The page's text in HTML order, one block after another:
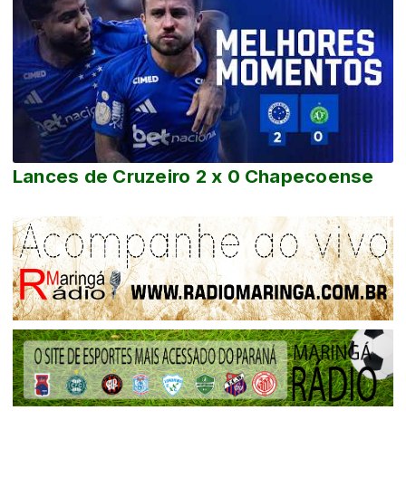
Lances de Cruzeiro 2 x 0 Chapecoense